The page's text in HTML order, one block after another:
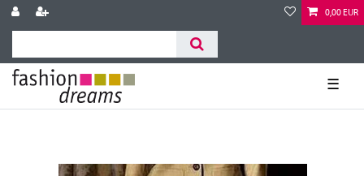
0,00 EUR
☰